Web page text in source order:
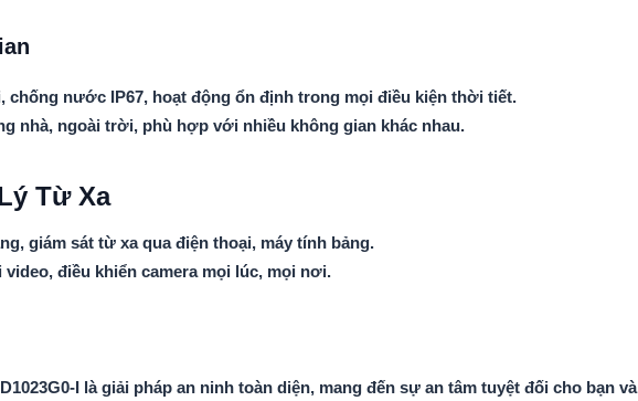
chống nước IP67, hoạt động ổn định trong mọi điều kiện thời tiết.
nhà, ngoài trời, phù hợp với nhiều không gian khác nhau.
Từ Xa
giám sát từ xa qua điện thoại, máy tính bảng.
điều khiển camera mọi lúc, mọi nơi.
I là giải pháp an ninh toàn diện, mang đến sự an tâm tuyệt đối cho bạn và